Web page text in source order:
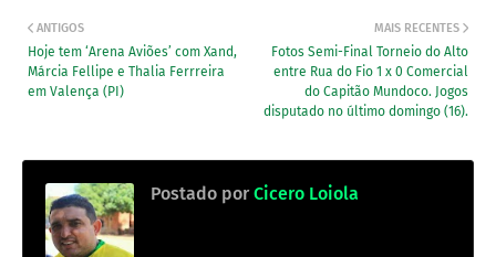
MAIS RECENTES
Fotos Semi-Final Torneio do Alto
entre Rua do Fio 1 x 0 Comercial
do Capitão Mundoco. Jogos
disputado no último domingo (16).
ANTIGOS
Hoje tem ‘Arena Aviões’ com Xand,
Márcia Fellipe e Thalia Ferrreira
em Valença (PI)
Postado por Cicero Loiola